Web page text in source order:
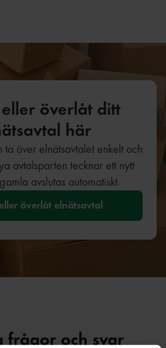
överlåt ditt
här
ta över elnätsavtalet enkelt och
avtalsparten tecknar ett nytt
avslutas automatiskt.
överlåt elnätsavtal
frågor och svar